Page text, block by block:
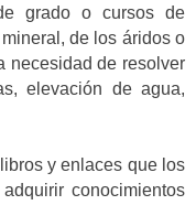
grado o cursos de
de los áridos o
necesidad de resolver
elevación de agua,
y enlaces que los
conocimientos